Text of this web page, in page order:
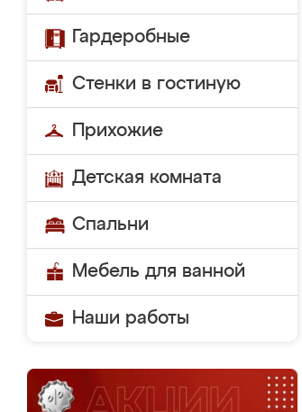
Гардеробные
Стенки в гостиную
Прихожие
Детская комната
Спальни
Мебель для ванной
Наши работы